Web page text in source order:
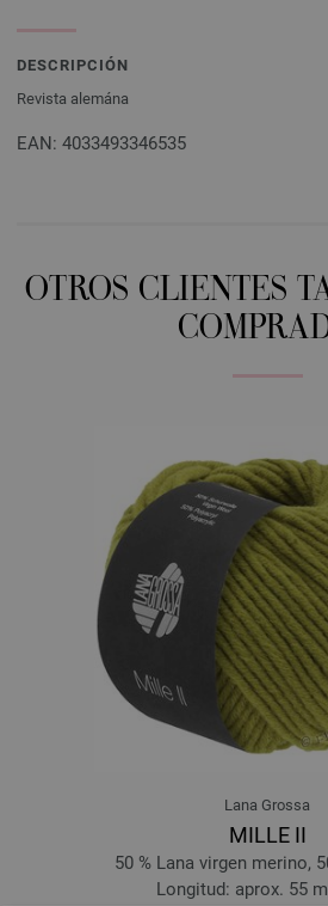
DESCRIPCIÓN
Revista alemána
EAN: 4033493346535
OTROS CLIENTES
Lana Grossa
MILLE II
50 % Lana virgen merino,
Longitud: aprox. 55